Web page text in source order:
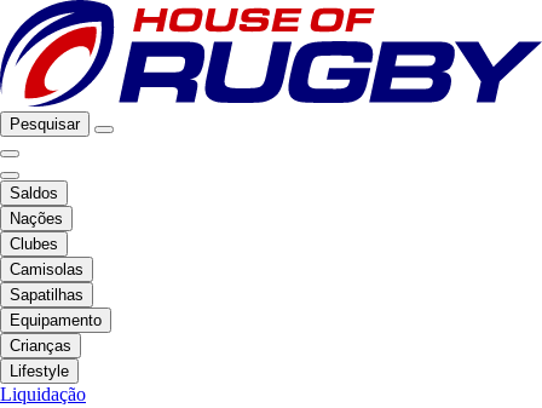
Pesquisar
Saldos
Nações
Clubes
Camisolas
Sapatilhas
Equipamento
Crianças
Lifestyle
Liquidação